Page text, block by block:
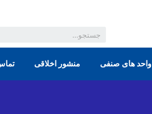
واحد های صنفی منشور اخلاقی